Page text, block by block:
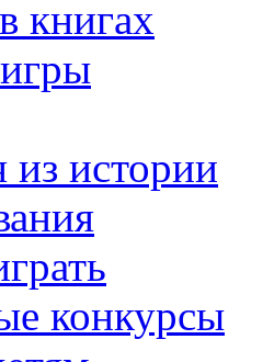
книгах
из истории
конкурсы